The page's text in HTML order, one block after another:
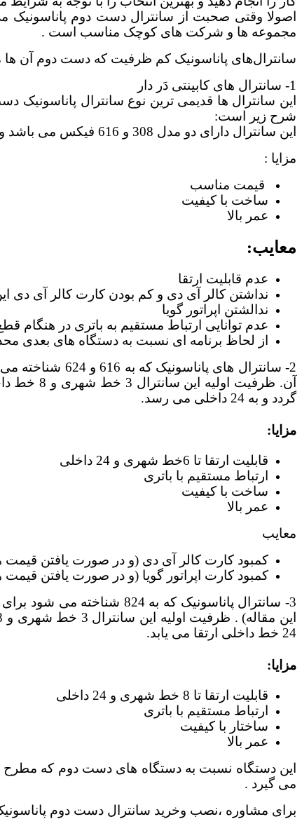
مجموعه ها و شرکت های کوچک مناسب است .
سانترال‌های پاناسونیک کم ظرفیت که دست دوم آن
1- سانترال های کابینتی دَر دار
این سانترال ها قدیمی ترین نوع سانترال پاناسونیک
شرح زیر است:
این سانترال دارای دو مدل 308 و 616 فیکس می باشد و قابلیت ارتقا ندارد.
مزایا :
قیمت مناسب
ساخت با کیفیت
عمر بالا
معایب:
عدم قابلیت ارتقا
نداشتن کالر آی دی و کم بودن کارت کالر آی دی
ندالشتن اپراتور گویا
عدم توانایی ارتباط مستقیم به باتری در هنگام
از لحاظ برنامه ای نسبت به دستگاه های بعدی
2- سانترال
گردد و به 24 داخلی می رسد.
مزایا:
قابلیت ارتقا تا 6خط شهری و 24 داخلی
ارتباط مستقیم با باتری
ساخت با کیفیت
عمر بالا
معایب
کمبود کارت کالر آی دی (و در صورت یافتن قیمت
کمبود کارت اپراتور گویا (و در صورت یافتن قیمت
3- سانترال پاناسونیک
24 خط داخلی ارتقا می یابد.
مزایا:
قابلیت ارتقا تا 8 خط شهری و 24 داخلی
ارتباط مستقیم با باتری
ساختار با کیفیت
عمر بالا
این دستگاه نسبت به دستگاه های دست دوم که مطرح
می گیرد .
برای مشاوره ،نصب وخرید سانترال دست دوم